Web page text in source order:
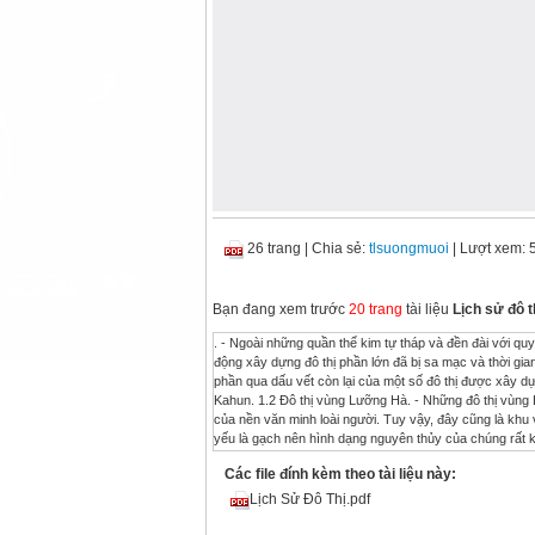
26 trang Chia sẻ: tlsuongmuoi | Lượt xem:
Bạn đang xem trước 20 trang tài liệu Lịch sử đô
. - Ngoài những quần thể kim tự tháp và đền đài với quy mô lớn được xây dựng bằng đá còn tồn tại được đến nay, các kết quả của hoạt động xây dựng đô thị phần lớn đã bị sa mạc và thời gian làm mất đi. Những hình thức của đô thị lúc bấy giờ chỉ có thể hình dung được một phần qua dấu vết còn lại của một số đô thị được xây dựng để tập trung nô lệ phục vụ cho việc xây dựng kim tự tháp. Đô thị tiêu biểu: Gizeh, Kahun. 1.2 Đô thị vùng Lưỡng Hà. - Những đô thị vùng Luỡng Hà và Tây Á là những bằng chứng sống động đánh dấu giai đoạn đầu tiên của nền văn minh loài người. Tuy vậy, đây cũng là khu vực thường xuyên bị chiến tranh tàn phá. Thêm vào đó, với vật liệu xây dựng chủ yếu là gạch nên hình dạng nguyên thủy của chúng rất khó xác định qua sự tàn phá củ thời gian. - Những đô thị Lưỡng Hà ban đầu mang tính chất trung tâm hành chính và tôn giáo của công xã nông thôn, sau đó mới trở thành các trung tâm thương mại trên cơ sở phát triển thủ công nghiệp và thương mại. Các thành phố được xây trên những bệ cao nhân tạo để tránh lũ lụt. Các công trình chủ chốt của thành phố được xây dưng với quy mô cao, rộng. Tường thành có tính chất phòng ngự rất mạnh. Tôn giáo và thuật xem sao rất được chú trọng và thể hiện ở việc xây các công trình tôn giáo to lớn. Hệ thống đường khá hoàn thiện, nhiều khi được lát đá và hệ thống thiết bị kỹ thuật cấp, thoát nước tương đối được chú trọng. Đô thị tiêu biểu: Khorsabad, Babylon, Persepolis. 1.3 Đô thị Hy Lạp cổ đại. - Trong thời kỳ đầu, nền văn minh Hy Lạp bắt đầu tại các đảo trong vùng biển Địa Trung Hải với nền văn minh của đảo Crete chiếm địa vị chủ đạo. Như chiếc cầu nối giữa hai thế giới Đông-Tây, Crete với thủ phủ Knossos, đã truyền bá nền văn minh và trao đổi hàng hóa đi khắp khu vực. Vào những năm 1400 TCN, nền văn minh tại Crete bắt đầu suy thoái và nhường bước cho những nền văn minh mới nổi lên ở trên đất liền với các đô thị tiêu biểu như Tyrins, Mycenae. - Từ thế kỷ thứ VIII-VI TCN, sau khi thiết lập nền Cộng hoà quý tộc và chế độ Dân chủ chủ nô, một loạt các đô thị đã phát triển hoặc mới xuất hiện. Ngoài những thành phố lớn tại chính quốc như Athens và Sparta, đế quốc Hy Lạp cổ đại bấy giờ còn có nhiều đô thị nằm ở nhiều vùng khắp Nam Âu, Tây Á và Bắc Phi. - Các thành phần của đô thị Hy Lạp cổ đại: + Agora: là trung tâm chính trị, hành chính và thương mại của thành phố Hy Lạp cổ đại bao gồm: quảng trường chợ, các cửa hàng, nơi sinh hoạt văn hoá công cộng… Agora thường có hình dáng hình học và được bao quanh bởi những hàng cột thức. Agora có xuất xứ từ Hy Lạp và sau này ảnh hưởng khá lớn đến sự hình thành các Forum thời kỳ La Mã. + Acropole: là trung tâm tôn giáo, tín ngưỡng của đô thị với các đền thờ gắn bó với các hoạt động nghi lễ của người dân đồng thời là lớp thành phòng vệ cuối cùng. Acrople thường chiếm lĩnh các địa thế cao, những khu đất trội lên khỏi thành phố, gắn bó với khung cảnh thiên nhiên, tạo nên các điểm nhìn đẹp. - Hình thái học đô thị Hy Lạp cổ đại: + Kiểu bố cục tự do: thường xuất hiện ở các đô thị thời kỳ đầu với Acrople và Agora là những hạt nhân tổ hợp chính. Các thành phần khác của đô thị tập trung xung quanh hai trung tâm này và tổ chức phù hợp với điều kiện địa hình. + Kiểu ô cờ (Gridion): đô thị được tổ chức theo lý thuyết về xây dưng đô thị của kiến trúc sư và nhà quy hoạch Hypodamos. Ông chủ trương một mặt bằng đô thị phải được suy nghĩ như là một bản thiết kế dành cho người dân, chức năng sử dụng của nhà và không gian công cộng cần được chú ý trong quy hoạch đường phố. Đô thị tiêu biểu: Athens, Tyrins, Millet. 1.4 Đô thị La Mã cổ đại. - Hoạt động xây dựng đô thị La Mã cổ đại bắt đầu từ sự phát triển dần dần của thành Rome theo lịch sử phát triển của đế chế La Mã. Vào thời kỳ đầu, các điểm dân cư cũng như những đô thị La Mã chịu ảnh hưởng của nền văn hoá Etruria bản địa và văn hoá Hy Lạp cổ đại. Tập quán xây dựng đô thị của người Etruria được mô
Các file đính kèm theo tài liệu này:
Lịch Sử Đô Thị.pdf